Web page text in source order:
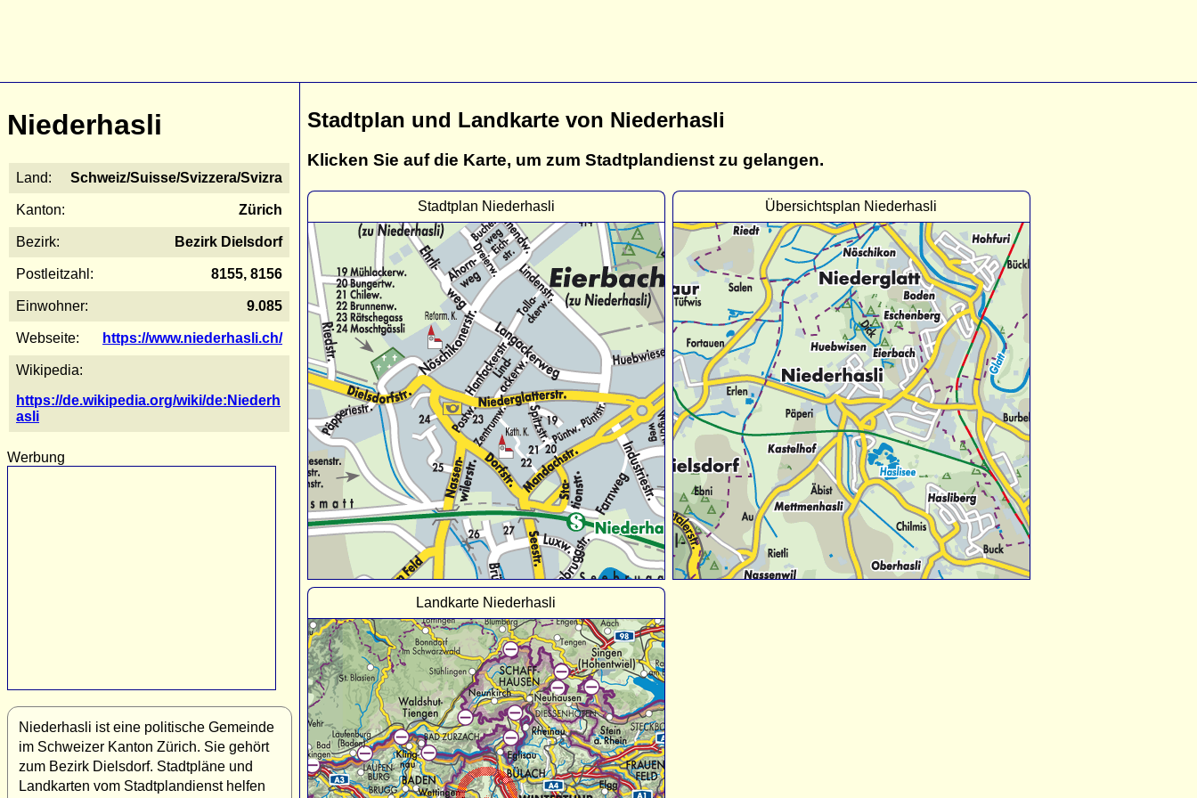
Niederhasli
Land: Schweiz/Suisse/Svizzera/Svizra
Kanton: Zürich
Bezirk: Bezirk Dielsdorf
Postleitzahl: 8155, 8156
Einwohner: 9.085
Webseite: https://www.niederhasli.ch/
Wikipedia:
https://de.wikipedia.org/wiki/de:Niederh
asli
Werbung
Niederhasli ist eine politische Gemeinde
im Schweizer Kanton Zürich. Sie gehört
zum Bezirk Dielsdorf. Stadtpläne und
Landkarten vom Stadtplandienst helfen
Stadtplan und Landkarte von Niederhasli
Klicken Sie auf die Karte, um zum Stadtplandienst zu gelangen.
Stadtplan Niederhasli Übersichtsplan Niederhasli
Landkarte Niederhasli